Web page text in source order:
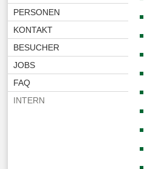
PERSONEN
KONTAKT
BESUCHER
JOBS
FAQ
INTERN